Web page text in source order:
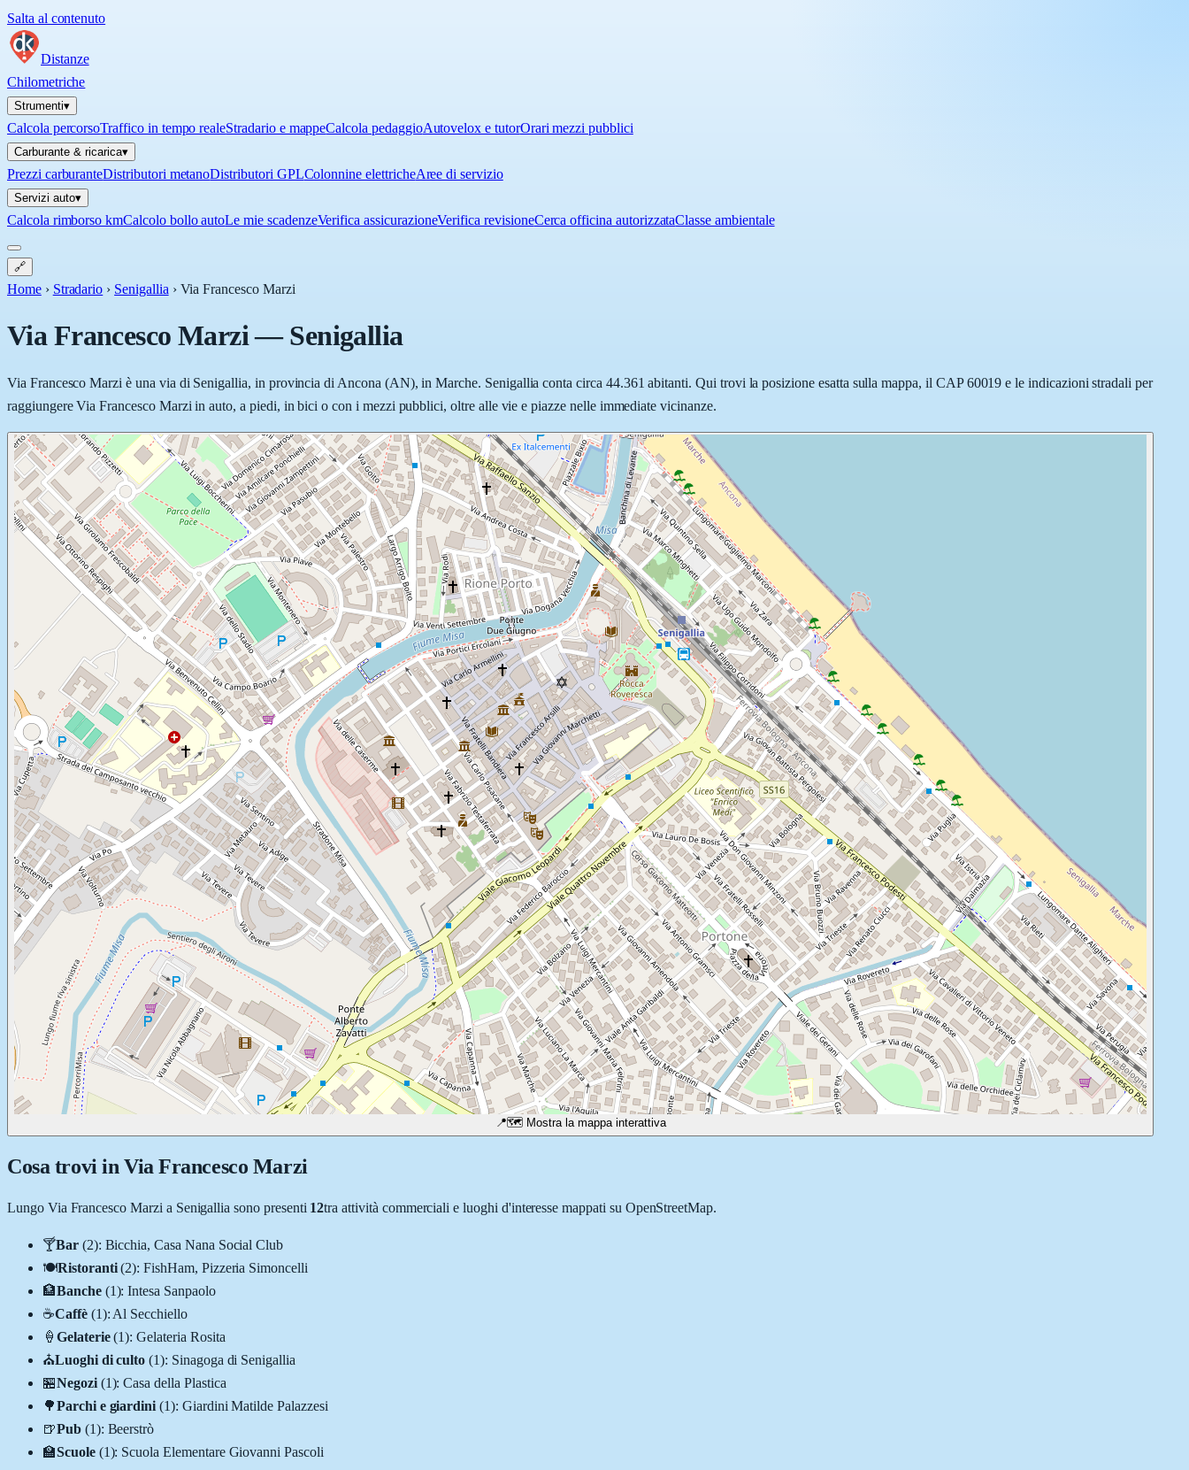
Salta al contenuto
Distanze
Chilometriche
Strumenti▾
Calcola percorsoTraffico in tempo realeStradario e mappeCalcola pedaggioAutovelox e tutorOrari mezzi pubblici
Carburante & ricarica▾
Prezzi carburanteDistributori metanoDistributori GPLColonnine elettricheAree di servizio
Servizi auto▾
Calcola rimborso kmCalcolo bollo autoLe mie scadenzeVerifica assicurazioneVerifica revisioneCerca officina autorizzataClasse ambientale
🔗
Home › Stradario › Senigallia › Via Francesco Marzi
Via Francesco Marzi—Senigallia
Via Francesco Marzi è una via di Senigallia, in provincia di Ancona (AN), in Marche. Senigallia conta circa 44.361 abitanti. Qui trovi la posizione esatta sulla mappa, il CAP 60019 e le indicazioni stradali per
raggiungere Via Francesco Marzi in auto, a piedi, in bici o con i mezzi pubblici, oltre alle vie e piazze nelle immediate vicinanze.
📍🗺️ Mostra la mappa interattiva
Cosa trovi in Via Francesco Marzi
Lungo Via Francesco Marzi a Senigallia sono presenti 12tra attività commerciali e luoghi d'interesse mappati su OpenStreetMap.
🍸Bar (2): Bicchia, Casa Nana Social Club
🍽️Ristoranti (2):FishHam, Pizzeria Simoncelli
🏦Banche (1):Intesa Sanpaolo
☕Caffè (1): Al Secchiello
🍦 Gelaterie (1):Gelateria Rosita
⛪Luoghi di culto (1): Sinagoga di Senigallia
🏪Negozi (1):Casa della Plastica
🌳Parchi e giardini (1): Giardini Matilde Palazzesi
🍺Pub (1): Beerstrò
🏫Scuole (1): Scuola Elementare Giovanni Pascoli